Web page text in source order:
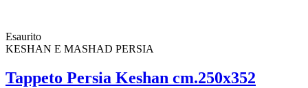
Esaurito
KESHAN E MASHAD PERSIA
Tappeto Persia Keshan cm.250x352